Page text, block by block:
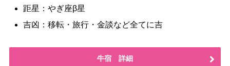
距星：やぎ座β星
吉凶：移転・旅行・金談など全てに吉
牛宿 詳細